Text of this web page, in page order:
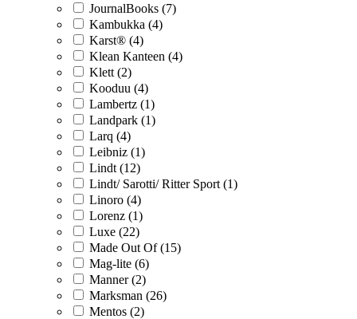
JournalBooks (7)
Kambukka (4)
Karst® (4)
Klean Kanteen (4)
Klett (2)
Kooduu (4)
Lambertz (1)
Landpark (1)
Larq (4)
Leibniz (1)
Lindt (12)
Lindt/ Sarotti/ Ritter Sport (1)
Linoro (4)
Lorenz (1)
Luxe (22)
Made Out Of (15)
Mag-lite (6)
Manner (2)
Marksman (26)
Mentos (2)